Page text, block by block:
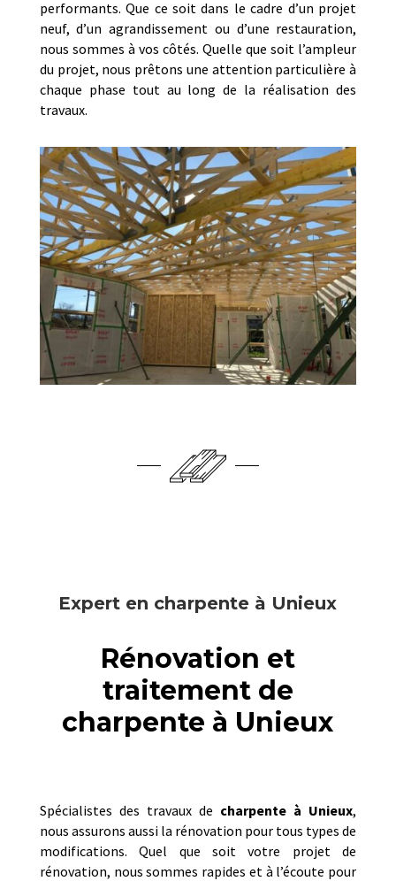
performants. Que ce soit dans le cadre d’un projet
neuf, d’un agrandissement ou d’une restauration,
nous sommes à vos côtés. Quelle que soit l’ampleur
du projet, nous prêtons une attention particulière à
chaque phase tout au long de la réalisation des
travaux.
Expert en charpente à Unieux
Rénovation et
traitement de
charpente à Unieux
Spécialistes des travaux de charpente à Unieux,
nous assurons aussi la rénovation pour tous types de
modifications. Quel que soit votre projet de
rénovation, nous sommes rapides et à l’écoute pour